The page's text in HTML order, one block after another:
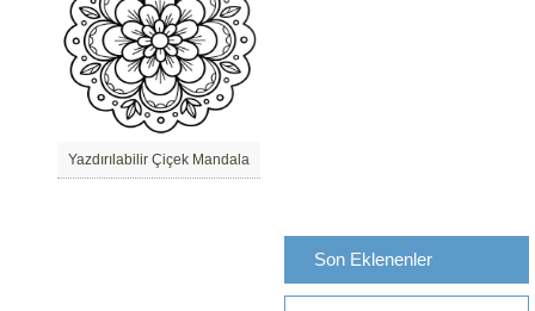
Yazdırılabilir Çiçek Mandala
Son Eklenenler